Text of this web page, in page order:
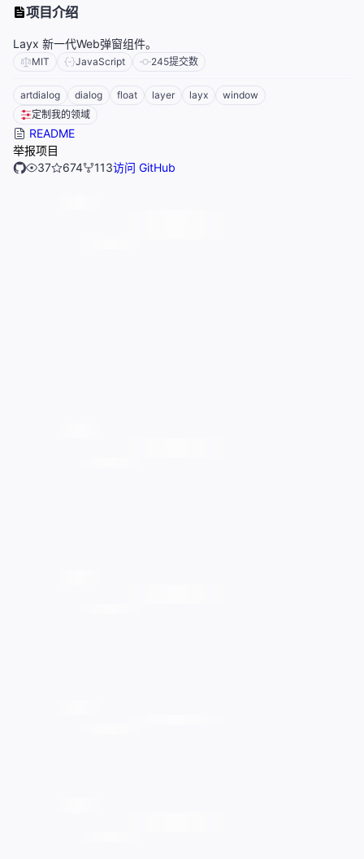
项目介绍
Layx 新一代Web弹窗组件。
MIT JavaScript 245提交数
artdialog dialog float layer layx
window
定制我的领域
README
举报项目
37
674 113访问 GitHub